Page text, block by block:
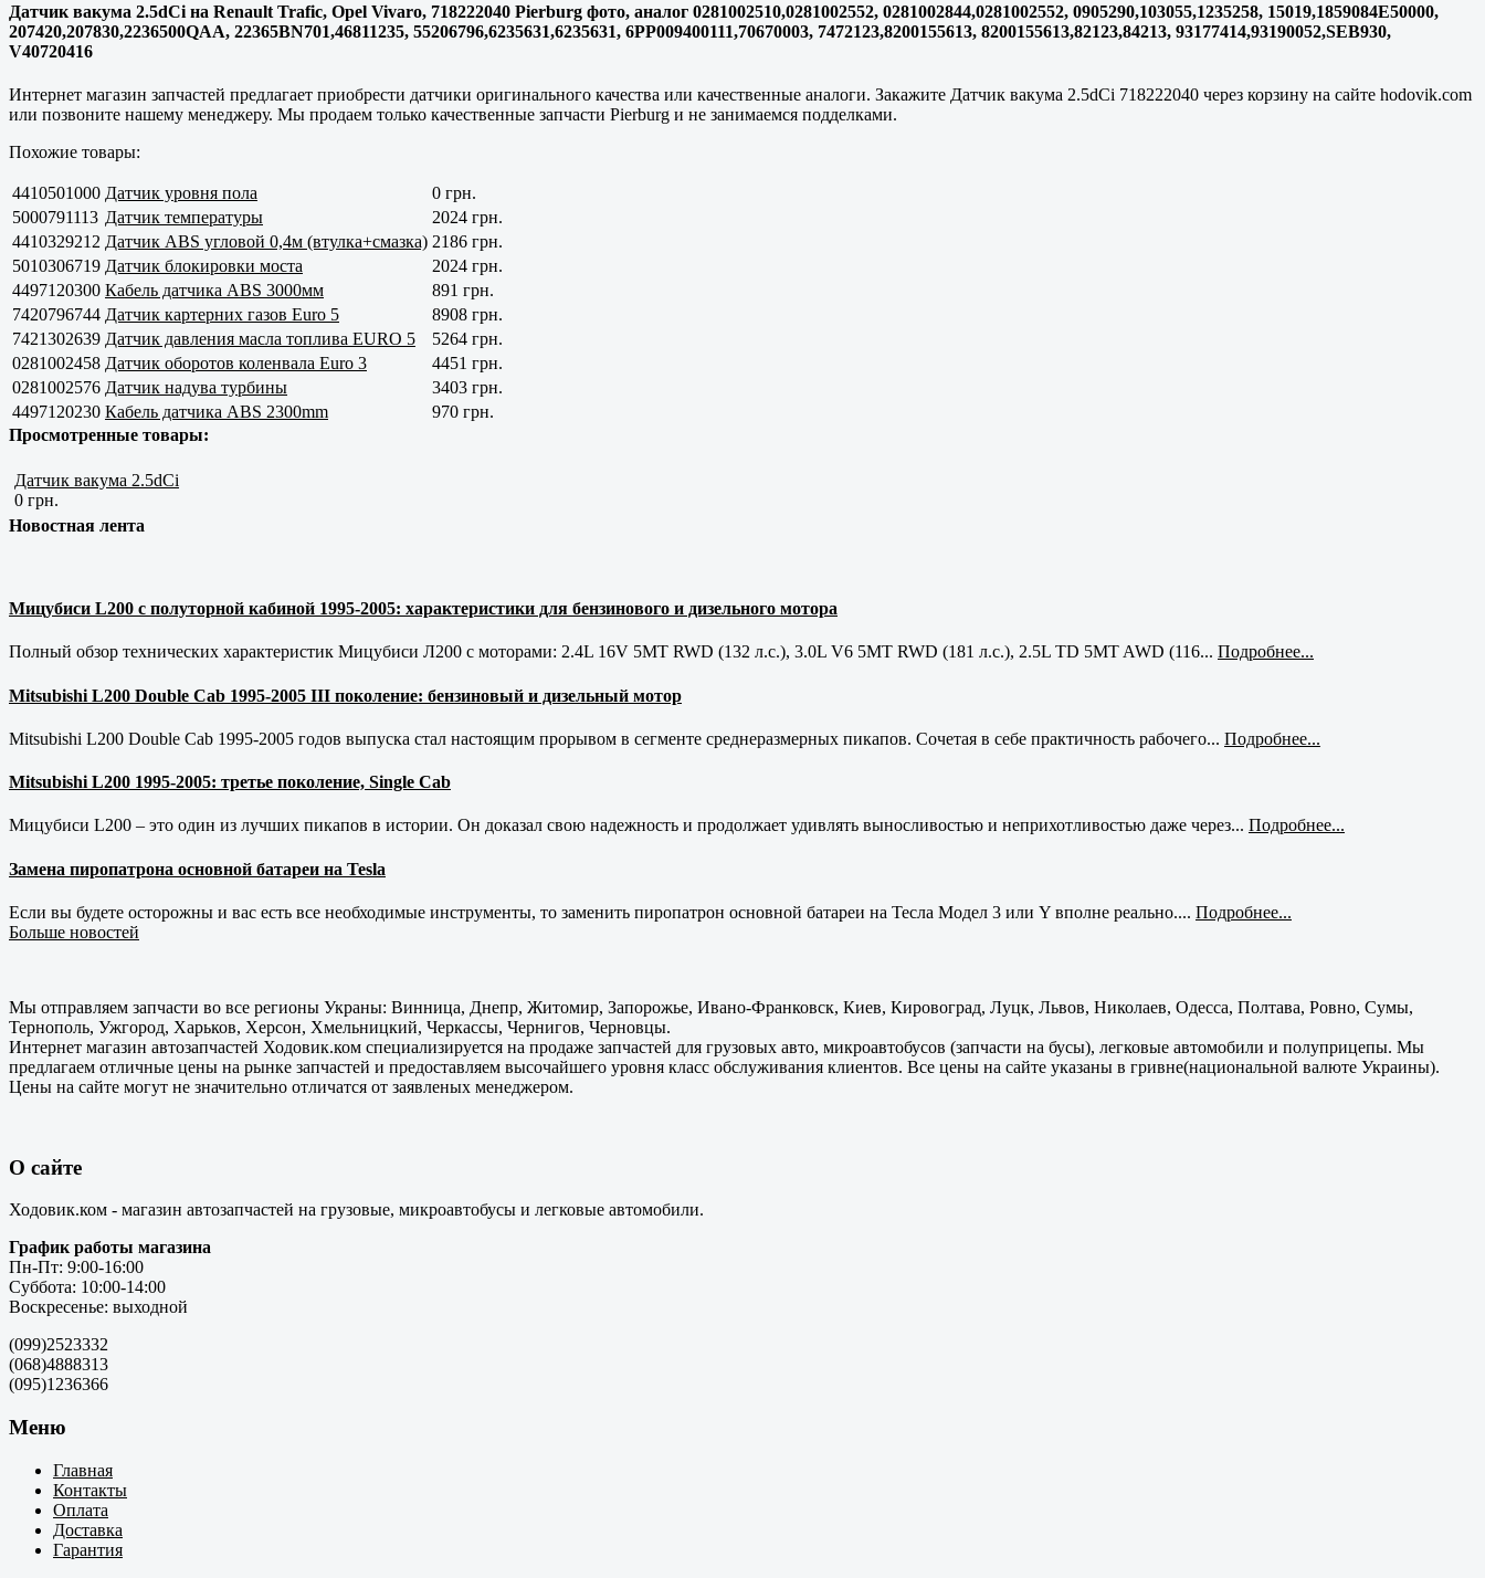
Датчик вакума 2.5dCi на Renault Trafic, Opel Vivaro, 718222040 Pierburg фото, аналог 0281002510,0281002552, 0281002844,0281002552, 0905290,103055,1235258, 15019,1859084E50000,
207420,207830,2236500QAA, 22365BN701,46811235, 55206796,6235631,6235631, 6PP009400111,70670003, 7472123,8200155613, 8200155613,82123,84213, 93177414,93190052,SEB930,
V40720416
Интернет магазин запчастей предлагает приобрести датчики оригинального качества или качественные аналоги. Закажите Датчик вакума 2.5dCi 718222040 через корзину на сайте hodovik.com
или позвоните нашему менеджеру. Мы продаем только качественные запчасти Pierburg и не занимаемся подделками.
Похожие товары:
4410501000 Датчик уровня пола
0 грн.
5000791113 Датчик температуры
2024 грн.
4410329212 Датчик ABS угловой 0,4м (втулка+смазка) 2186 грн.
5010306719 Датчик блокировки моста
2024 грн.
4497120300 Кабель датчика ABS 3000мм
891 грн.
7420796744 Датчик картерних газов Euro 5
8908 грн.
7421302639 Датчик давления масла топлива EURO 5
5264 грн.
0281002458 Датчик оборотов коленвала Euro 3
4451 грн.
0281002576 Датчик надува турбины
3403 грн.
4497120230 Кабель датчика ABS 2300mm
970 грн.
Просмотренные товары:
Датчик вакума 2.5dCi
0 грн.
Новостная лента
Мицубиси L200 с полуторной кабиной 1995-2005: характеристики для бензинового и дизельного мотора
Полный обзор технических характеристик Мицубиси Л200 с моторами: 2.4L 16V 5MT RWD (132 л.с.), 3.0L V6 5MT RWD (181 л.с.), 2.5L TD 5MT AWD (116... Подробнее...
Mitsubishi L200 Double Cab 1995-2005 III поколение: бензиновый и дизельный мотор
Mitsubishi L200 Double Cab 1995-2005 годов выпуска стал настоящим прорывом в сегменте среднеразмерных пикапов. Сочетая в себе практичность рабочего... Подробнее...
Mitsubishi L200 1995-2005: третье поколение, Single Cab
Мицубиси L200 – это один из лучших пикапов в истории. Он доказал свою надежность и продолжает удивлять выносливостью и неприхотливостью даже через... Подробнее...
Замена пиропатрона основной батареи на Tesla
Если вы будете осторожны и вас есть все необходимые инструменты, то заменить пиропатрон основной батареи на Тесла Модел 3 или Y вполне реально.... Подробнее...
Больше новостей
Мы отправляем запчасти во все регионы Украны: Винница, Днепр, Житомир, Запорожье, Ивано-Франковск, Киев, Кировоград, Луцк, Львов, Николаев, Одесса, Полтава, Ровно, Сумы,
Тернополь, Ужгород, Харьков, Херсон, Хмельницкий, Черкассы, Чернигов, Черновцы.
Интернет магазин автозапчастей Ходовик.ком специализируется на продаже запчастей для грузовых авто, микроавтобусов (запчасти на бусы), легковые автомобили и полуприцепы. Мы
предлагаем отличные цены на рынке запчастей и предоставляем высочайшего уровня класс обслуживания клиентов. Все цены на сайте указаны в гривне(национальной валюте Украины).
Цены на сайте могут не значительно отличатся от заявленых менеджером.
О сайте
Ходовик.ком - магазин автозапчастей на грузовые, микроавтобусы и легковые автомобили.
График работы магазина
Пн-Пт: 9:00-16:00
Суббота: 10:00-14:00
Воскресенье: выходной
(099)2523332
(068)4888313
(095)1236366
Меню
Главная
Контакты
Оплата
Доставка
Гарантия